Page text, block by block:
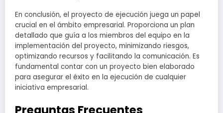
En conclusión, el proyecto de ejecución juega un papel
crucial en el ámbito empresarial. Proporciona un plan
detallado que guía a los miembros del equipo en la
implementación del proyecto, minimizando riesgos,
optimizando recursos y facilitando la comunicación. Es
fundamental contar con un proyecto bien elaborado
para asegurar el éxito en la ejecución de cualquier
iniciativa empresarial.